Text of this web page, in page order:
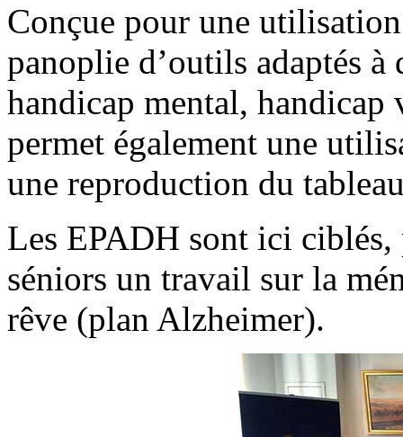
Conçue pour une
panoplie d’outils adaptés
handicap mental,
permet également une
une reproduction du
Les EPADH sont ici ciblés,
séniors un travail sur la
rêve (plan Alzheimer).